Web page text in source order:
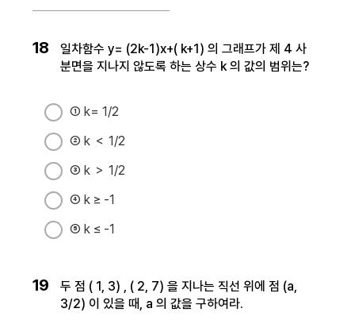
18
일차함수 y= (2k-1)x+( k+1) 의 그래프가 제 4 사
분면을 지나지 않도록 하는 상수 k 의 값의 범위는?
① k= 1/2
② k ＜ 1/2
③ k ＞ 1/2
④ k ≥ -1
⑤ k ≤ -1
19
두 점 ( 1, 3) , ( 2, 7) 을 지나는 직선 위에 점 (a,
3/2) 이 있을 때, a 의 값을 구하여라.